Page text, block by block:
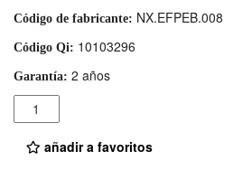
Código de fabricante: NX.EFPEB.008
Código Qi: 10103296
Garantía: 2 años
Cantidad
añadir a favoritos